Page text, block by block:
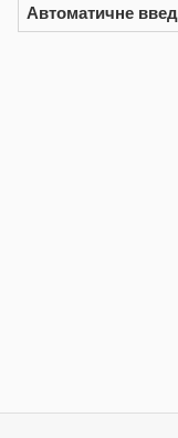
Автоматичне